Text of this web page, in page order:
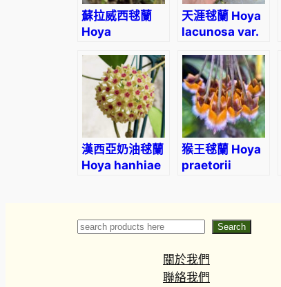
蘇拉威西毬蘭
Hoya
天涯毬蘭 Hoya
lacunosa var.
漢西亞奶油毬蘭
Hoya hanhiae
猴王毬蘭 Hoya
praetorii
Search Search
關於我們
聯絡我們